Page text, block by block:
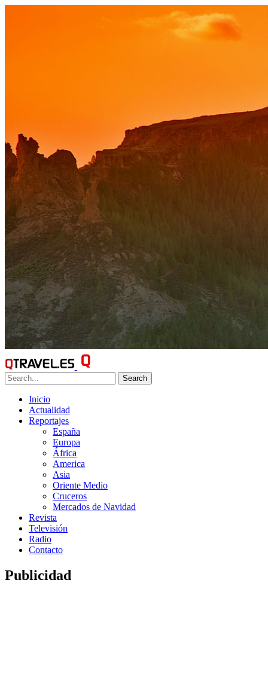
Search
Inicio
Actualidad
Reportajes
España
Europa
África
America
Asia
Oriente Medio
Cruceros
Mercados de Navidad
Revista
Televisión
Radio
Contacto
Publicidad